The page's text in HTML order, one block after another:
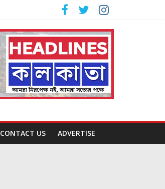
CONTACT US ADVERTISE